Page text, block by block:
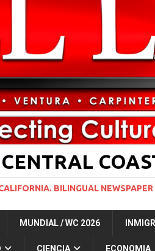
marzo, 2024 ] Corte Suprema levanta
marzo, 2024 ] Potente tormenta invernal
agosto, 2026 ] International roundup
BILINGUAL
MUNDIAL / WC 2026
CIENCIA ECONOMIA